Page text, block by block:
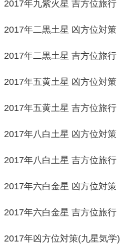
2017年九紫火星 吉方位旅行
2017年二黒土星 凶方位対策
2017年二黒土星 吉方位旅行
2017年五黄土星 凶方位対策
2017年五黄土星 吉方位旅行
2017年八白土星 凶方位対策
2017年八白土星 吉方位旅行
2017年六白金星 凶方位対策
2017年六白金星 吉方位旅行
2017年凶方位対策(九星気学)